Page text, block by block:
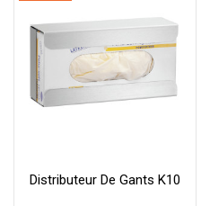
Distributeur De Gants K10